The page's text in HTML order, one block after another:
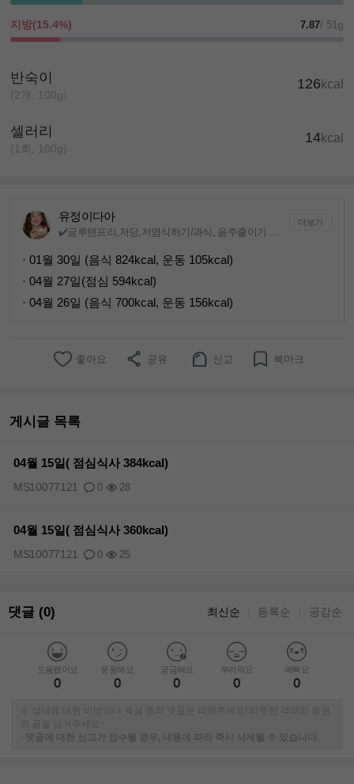
지방(15.4%) 7.87/ 51g
반숙이
(2개, 100g)
126 kcal
셀러리
(1회, 100g)
14kcal
유정이다아
✔️글루텐프리,저당,저염식하기/과식, 음주줄이기 ✔️주3회이상운동
더보기
· 01월 30일 (음식 824kcal, 운동 105kcal)
· 04월 27일(점심 594kcal)
· 04월 26일 (음식 700kcal, 운동 156kcal)
좋아요 공유 신고 북마크
게시글 목록
04월 15일( 점심식사 384kcal)
0 28
MS10077121
04월 15일( 점심식사 360kcal)
0 25
MS10077121
댓글 (0) 최신순 등록순 공감순
도움됐어요
0
응원해요
0
궁금해요
0
부러워요
0
예뻐요
0
※ 상대에 대한 비방이나 욕설 등의 댓글은 피해주세요! 따뜻한 격려와 응원
의 글을 남겨주세요~
-
댓글에 대한 신고가 접수될 경우, 내용에 따라 즉시 삭제될 수 있습니다.